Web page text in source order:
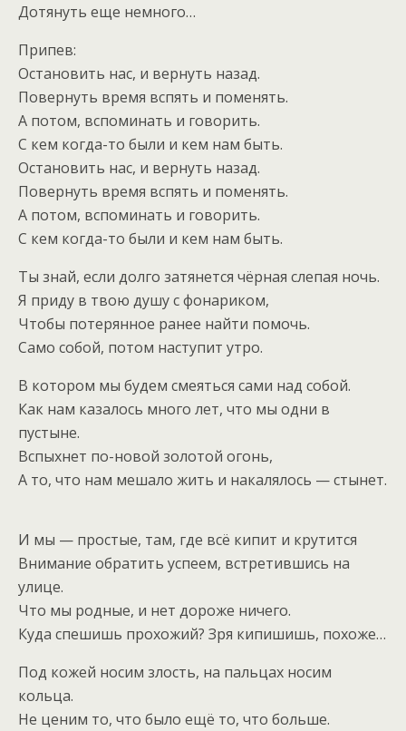
Дотянуть еще немного…
Припев:
Остановить нас, и вернуть назад.
Повернуть время вспять и поменять.
А потом, вспоминать и говорить.
С кем когда-то были и кем нам быть.
Остановить нас, и вернуть назад.
Повернуть время вспять и поменять.
А потом, вспоминать и говорить.
С кем когда-то были и кем нам быть.
Ты знай, если долго затянется чёрная слепая ночь.
Я приду в твою душу с фонариком,
Чтобы потерянное ранее найти помочь.
Само собой, потом наступит утро.
В котором мы будем смеяться сами над собой.
Как нам казалось много лет, что мы одни в
пустыне.
Вспыхнет по-новой золотой огонь,
А то, что нам мешало жить и накалялось — стынет.
И мы — простые, там, где всё кипит и крутится
Внимание обратить успеем, встретившись на
улице.
Что мы родные, и нет дороже ничего.
Куда спешишь прохожий? Зря кипишишь, похоже…
Под кожей носим злость, на пальцах носим
кольца.
Не ценим то, что было ещё то, что больше.